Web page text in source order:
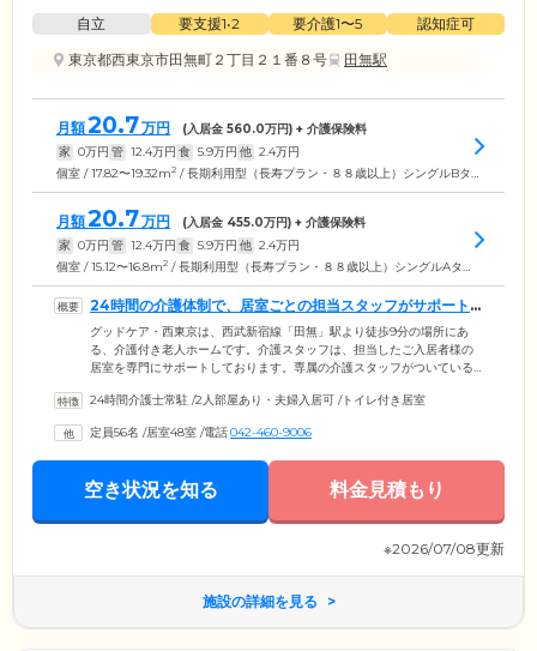
自立 要支援1•2 要介護1〜5
認知症可
東京都西東京市田無町２丁目２１番８号
田無駅
月額20.7万円 (入居金 560.0万円) + 介護保険料
家 0万円 管 12.4万円 食 5.9万円 他 2.4万円
個室 / 17.82〜19.32m2 / 長期利用型（長寿プラン・８８歳以上）シングルBタイプ
月額20.7万円 (入居金 455.0万円) + 介護保険料
家 0万円 管 12.4万円 食 5.9万円 他 2.4万円
個室 / 15.12〜16.8m2 / 長期利用型（長寿プラン・８８歳以上）シングルAタイプ
24時間の介護体制で、居室ごとの担当スタッフがサポート
します
グッドケア・西東京は、西武新宿線「田無」駅より徒歩9分の場所にあ
る、介護付き老人ホームです。介護スタッフは、担当したご入居者様の
居室を専門にサポートしております。専属の介護スタッフがついている
設のケアプランは、担当の介護スタッフと連携しています。ケアプラン
はもちろん、ご家族様のお気持ちやご意見も取り入れています。できあ
がったケアプランをもとに担当スタッフが責任をもってご入居者様をサ
24時間介護士常駐 /2人部屋あり・夫婦入居可 /トイレ付き居室
定員56名 /居室48室 /電話042-460-9006
空き状況を知る 料金見積もり
※2026/07/08更新
施設の詳細を見る